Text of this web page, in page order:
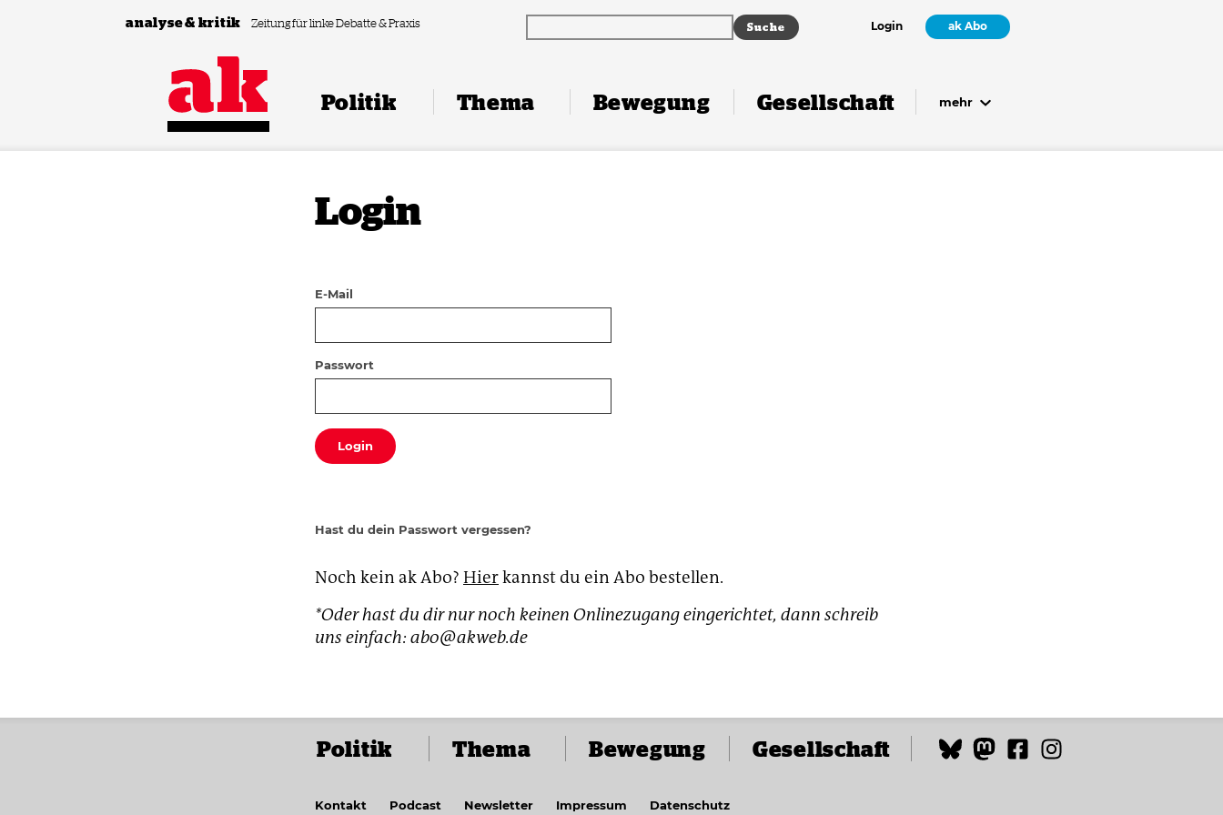
Zum Inhalt springen
analyse & kritik Zeitung für linke Debatte & Praxis Login ak Abo
Politik Thema Bewegung Gesellschaft mehr
Login
E-Mail
Passwort
Login
Hast du dein Passwort vergessen?
Noch kein ak Abo? Hierkannst du ein Abo bestellen.
*Oder hast du dir nur noch keinen Onlinezugang eingerichtet, dann schreib
uns einfach: abo@akweb.de
Politik Thema Bewegung Gesellschaft
Kontakt Podcast Newsletter Impressum Datenschutz